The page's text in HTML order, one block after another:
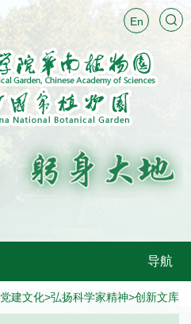
En
导航
党建文化>弘扬科学家精神>创新文库